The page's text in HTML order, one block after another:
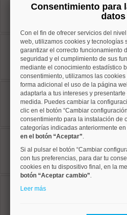
161 m²
3 dormitorios
Salamanca,
Ref: 10008524
135 m²
3 dormitorios
2 baños
Salamanca,
Ref: 10008952
167 m²
4 dormitorios
2 baños
129 m²
4 dormitorios
2 baños
Consentimiento para
datos
Con el fin de ofrecer servicios del
web, utilizamos cookies y tecnologías
garantizar el correcto funcionamiento
seguridad y el cumplimiento de sus
mediante el conocimiento estadístico
consentimiento, utilizamos las
forma adicional el uso de la página
adaptarla a tus intereses y
medida. Puedes cambiar la
clic en el botón “Cambiar
consentimiento para la instalación de
categorías indicadas anteriormente
en el botón “Aceptar”.
Si al pulsar el botón “Cambiar
con tus preferencias, para dar tu
cookies en tu dispositivo final, en la
botón “Aceptar cambio”.
Leer más